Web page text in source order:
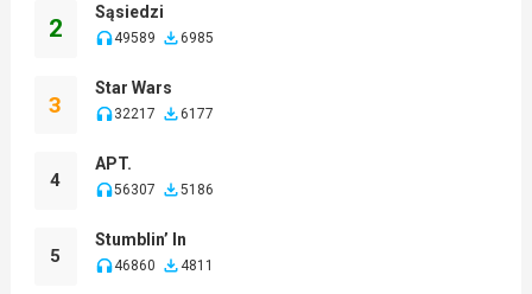
2
Sąsiedzi
49589 6985
3
Star Wars
32217 6177
4
APT.
56307 5186
5
Stumblin’ In
46860 4811